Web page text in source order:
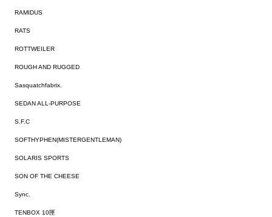
RAMIDUS
RATS
ROTTWEILER
ROUGH AND RUGGED
Sasquatchfabrix.
SEDAN ALL-PURPOSE
S.F.C
SOFTHYPHEN(MISTERGENTLEMAN)
SOLARIS SPORTS
SON OF THE CHEESE
Sync.
TENBOX 10匣